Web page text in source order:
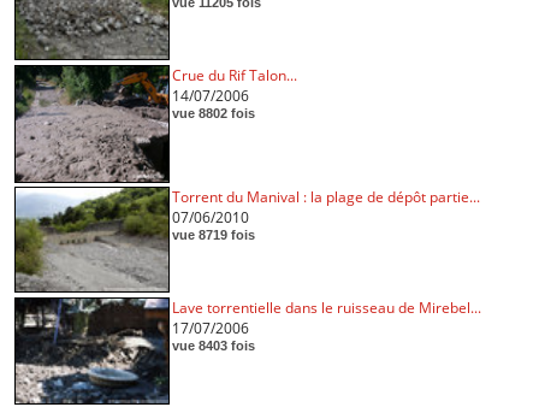
vue 11205 fois
Crue du Rif Talon...
14/07/2006
vue 8802 fois
Torrent du Manival : la plage de dépôt partie...
07/06/2010
vue 8719 fois
Lave torrentielle dans le ruisseau de Mirebel...
17/07/2006
vue 8403 fois